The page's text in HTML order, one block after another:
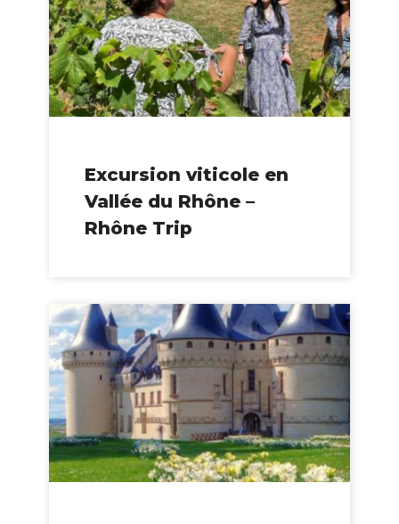
Excursion viticole en
Vallée du Rhône –
Rhône Trip